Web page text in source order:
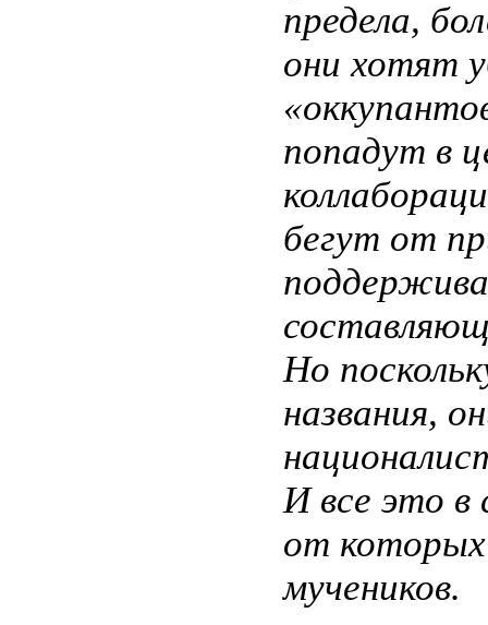
предела,
они хотят
попадут в
бегут от
Но
названия,
И все это в
от которых
мучеников.